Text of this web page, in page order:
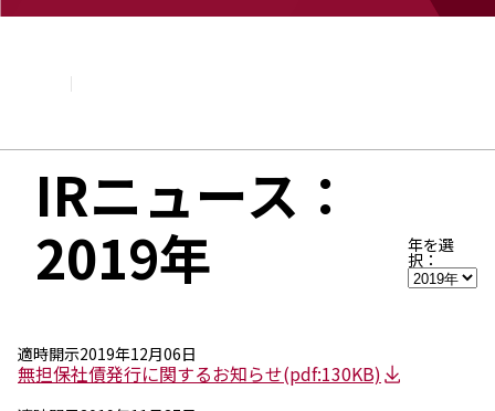
役員・執行役員
国内・海外のNAGASEグループ
IRニュース：
2019年
年を選
択：
適時開示2019年12月06日
無担保社債発行に関するお知らせ(pdf:130KB)